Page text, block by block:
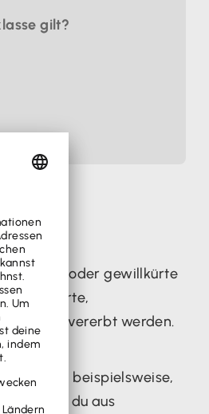
gilt?
Erbfolge oder gewillkürte
Werte,
vererbt werden.
nicht - beispielsweise,
solltest du aus